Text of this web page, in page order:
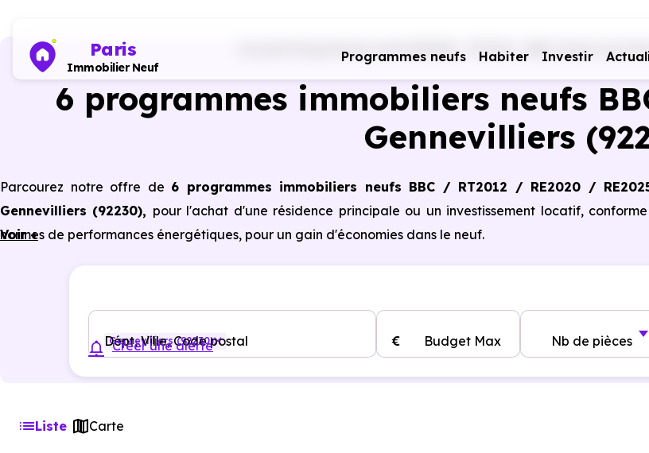
Paris
Immobilier Neuf
Programmes neufs Habiter Investir
Programmes neufs RE2020 - RT2012 - BBC Hauts-de-
6 programmes immobiliers neufs
Gennevilliers
Parcourez notre offre de 6 programmes immobiliers neufs BBC / RT2012 / RE2020 /
Gennevilliers (92230), pour l'achat d'une résidence principale ou un investissement locatif,
normes de performances énergétiques, pour un gain d'économies dans le neuf.
Voir +
Dépt, Ville, Code postal
Gennevilliers (92230) Budget Max
€ Nb de pièces
Créer une alerte
Liste Carte